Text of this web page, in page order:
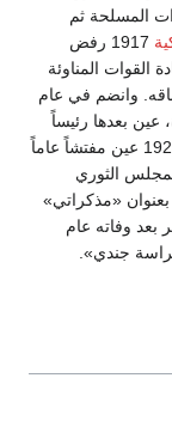
المسلحة ثم
1917 رفض
المناوئة
وانضم في عام
عين بعدها رئيساً
للمجلس الخاص التابع للقيادة العامة. وفي العام 1923 عين مفتشاً عاماً
الثوري
«مذكراتي»
بعد وفاته عام